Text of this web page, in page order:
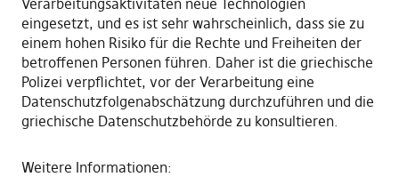
eingesetzt, und es ist sehr wahrscheinlich, dass sie zu
einem hohen Risiko für die Rechte und Freiheiten der
betroffenen Personen führen. Daher ist die griechische
Polizei verpflichtet, vor der Verarbeitung eine
Datenschutzfolgenabschätzung durchzuführen und die
griechische Datenschutzbehörde zu konsultieren.
Weitere Informationen: